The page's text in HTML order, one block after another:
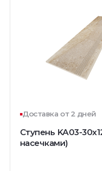
Доставка от 2 дней
Ступень KA03-
насечками)